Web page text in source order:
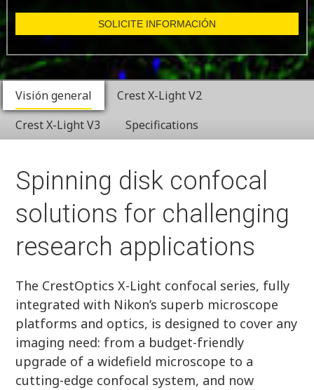
SOLICITE INFORMACIÓN
Visión general
Crest X-Light V2
Crest X-Light V3
Specifications
Spinning disk confocal
solutions for challenging
research applications
The CrestOptics X-Light confocal series, fully
integrated with Nikon’s superb microscope
platforms and optics, is designed to cover any
imaging need: from a budget-friendly
upgrade of a widefield microscope to a
cutting-edge confocal system, and now